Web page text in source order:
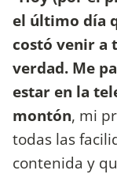
el último día
costó venir a
verdad. Me
estar en la
montón, mi
todas las
contenida y